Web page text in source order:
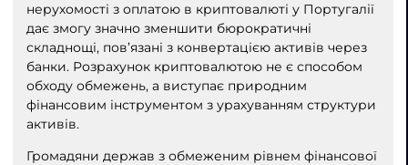
нерухомості з оплатою в криптовалюті у Португалії
дає змогу значно зменшити бюрократичні
складнощі, пов’язані з конвертацією активів через
банки. Розрахунок криптовалютою не є способом
обходу обмежень, а виступає природним
фінансовим інструментом з урахуванням структури
активів.
Громадяни держав з обмеженим рівнем фінансової